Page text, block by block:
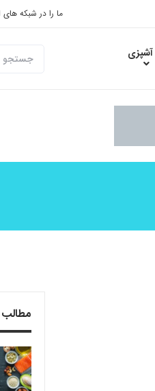
ما را در شبکه های
آشپزی